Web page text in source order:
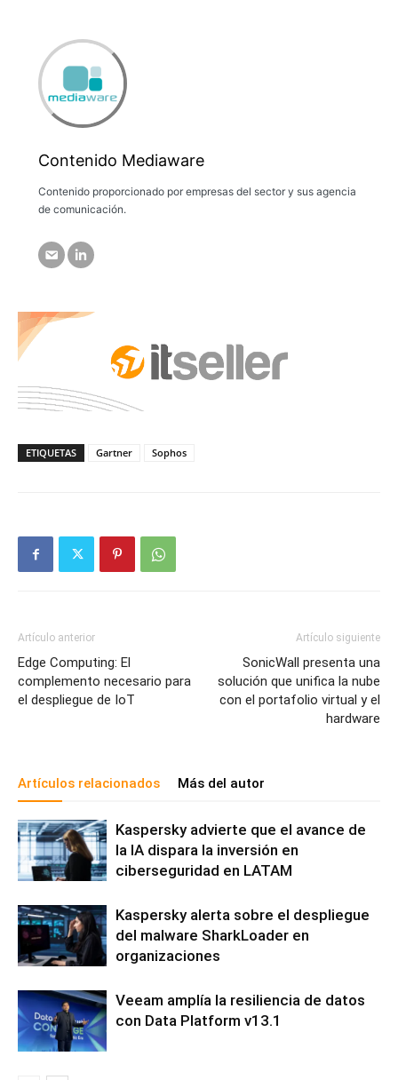
Contenido Mediaware
Contenido proporcionado por empresas del sector y sus agencia
de comunicación.
ETIQUETAS Gartner Sophos
Artículo anterior
Edge Computing: El
complemento necesario para
el despliegue de IoT
Artículo siguiente
SonicWall presenta una
solución que unifica la nube
con el portafolio virtual y el
hardware
Artículos relacionados Más del autor
Kaspersky advierte que el avance de
la IA dispara la inversión en
ciberseguridad en LATAM
Kaspersky alerta sobre el despliegue
del malware SharkLoader en
organizaciones
Veeam amplía la resiliencia de datos
con Data Platform v13.1